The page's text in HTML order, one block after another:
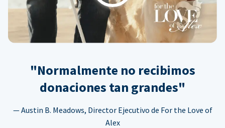
"Normalmente no recibimos
donaciones tan grandes"
— Austin B. Meadows, Director Ejecutivo de For the Love of
Alex